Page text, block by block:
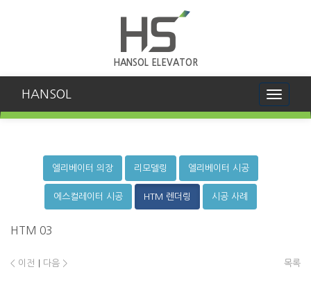
HANSOL ELEVATOR
Toggle
HANSOL
엘리베이터 의장 리모델링 엘리베이터 시공
에스컬레이터 시공 HTM 렌더링 시공 사례
HTM 03
< 이전 다음 > 목록